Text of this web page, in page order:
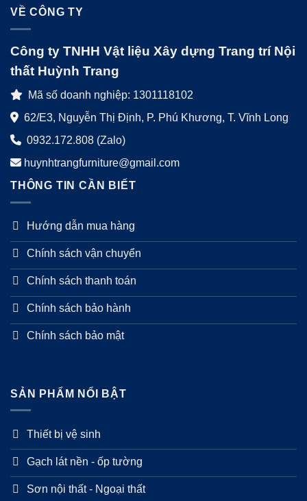
VỀ CÔNG TY
Công ty TNHH Vật liệu Xây dựng Trang trí Nội
thất Huỳnh Trang
Mã số doanh nghiệp: 1301118102
62/E3, Nguyễn Thị Định, P. Phú Khương, T. Vĩnh Long
0932.172.808 (Zalo)
huynhtrangfurniture@gmail.com
THÔNG TIN CẦN BIẾT
Hướng dẫn mua hàng
Chính sách vận chuyển
Chính sách thanh toán
Chính sách bảo hành
Chính sách bảo mật
SẢN PHẨM NỔI BẬT
Thiết bị vệ sinh
Gạch lát nền - ốp tường
Sơn nội thất - Ngoại thất